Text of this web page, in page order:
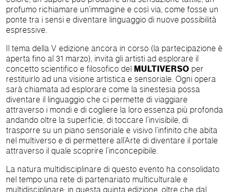
profumo richiamare un’immagine e così via, come fosse un
ponte tra i sensi e diventare linguaggio di nuove possibilità
espressive.
Il tema della V edizione ancora in corso (la partecipazione è
aperta fino al 31 marzo), invita gli artisti ad esplorare il
concetto scientifico e filosofico del MULTIVERSO per
restituirlo ad una visione artistica e sensoriale. Ogni opera
sarà chiamata ad esplorare come la sinestesia possa
diventare il linguaggio che ci permette di viaggiare
attraverso i mondi e di cogliere la loro essenza più profonda
andando oltre la superficie, di toccare l’invisibile, di
trasporre su un piano sensoriale e visivo l’infinito che abita
nel multiverso e di permettere all’Arte di diventare il portale
attraverso il quale scoprire l’inconcepibile.
La natura multidisciplinare di questo evento ha consolidato
nel tempo una rete di partenariato multiculturale e
multidisciplinare: in questa quinta edizione, oltre che dal